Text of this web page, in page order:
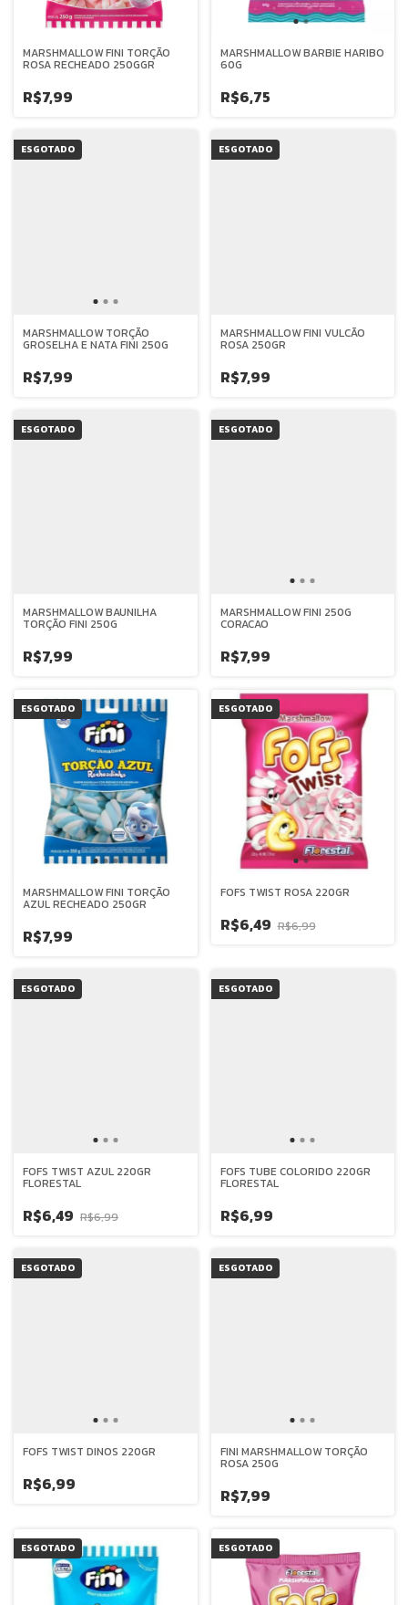
MARSHMALLOW FINI TORÇÃO
ROSA RECHEADO 250GGR
R$7,99
MARSHMALLOW BARBIE HARIBO
60G
R$6,75
ESGOTADO
MARSHMALLOW TORÇÃO
GROSELHA E NATA FINI 250G
R$7,99
ESGOTADO
MARSHMALLOW FINI VULCÃO
ROSA 250GR
R$7,99
ESGOTADO
MARSHMALLOW BAUNILHA
TORÇÃO FINI 250G
R$7,99
ESGOTADO
MARSHMALLOW FINI 250G
CORACAO
R$7,99
ESGOTADO
MARSHMALLOW FINI TORÇÃO
AZUL RECHEADO 250GR
R$7,99
ESGOTADO
FOFS TWIST ROSA 220GR
R$6,49 R$6,99
ESGOTADO
FOFS TWIST AZUL 220GR
FLORESTAL
R$6,49 R$6,99
ESGOTADO
FOFS TUBE COLORIDO 220GR
FLORESTAL
R$6,99
ESGOTADO
FOFS TWIST DINOS 220GR
R$6,99
ESGOTADO
FINI MARSHMALLOW TORÇÃO
ROSA 250G
R$7,99
ESGOTADO ESGOTADO